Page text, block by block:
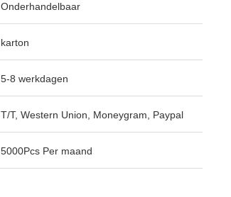
Onderhandelbaar
karton
5-8 werkdagen
T/T, Western Union, Moneygram, Paypal
5000Pcs Per maand